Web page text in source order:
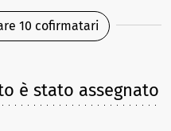
10 cofirmatari
è stato assegnato